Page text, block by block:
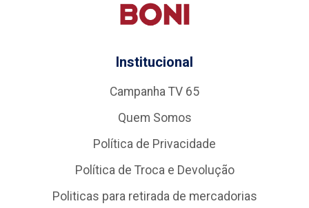
Institucional
Campanha TV 65
Quem Somos
Política de Privacidade
Política de Troca e Devolução
Politicas para retirada de mercadorias